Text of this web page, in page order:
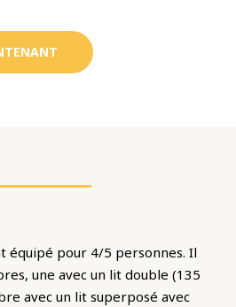
équipé pour 4/5 personnes. Il
une avec un lit double (135
avec un lit superposé avec